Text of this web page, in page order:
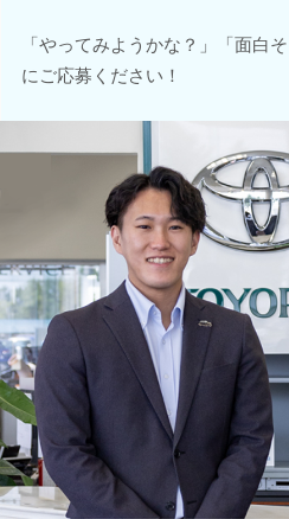
「やってみようかな？」「面白
にご応募ください！